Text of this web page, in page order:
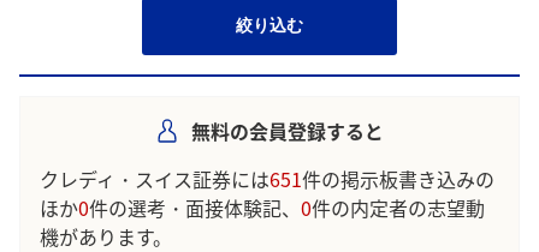
絞り込む
無料の会員登録すると
クレディ・スイス証券には651件の掲示板書き込みの
ほか0件の選考・面接体験記、 0件の内定者の志望動
機があります。